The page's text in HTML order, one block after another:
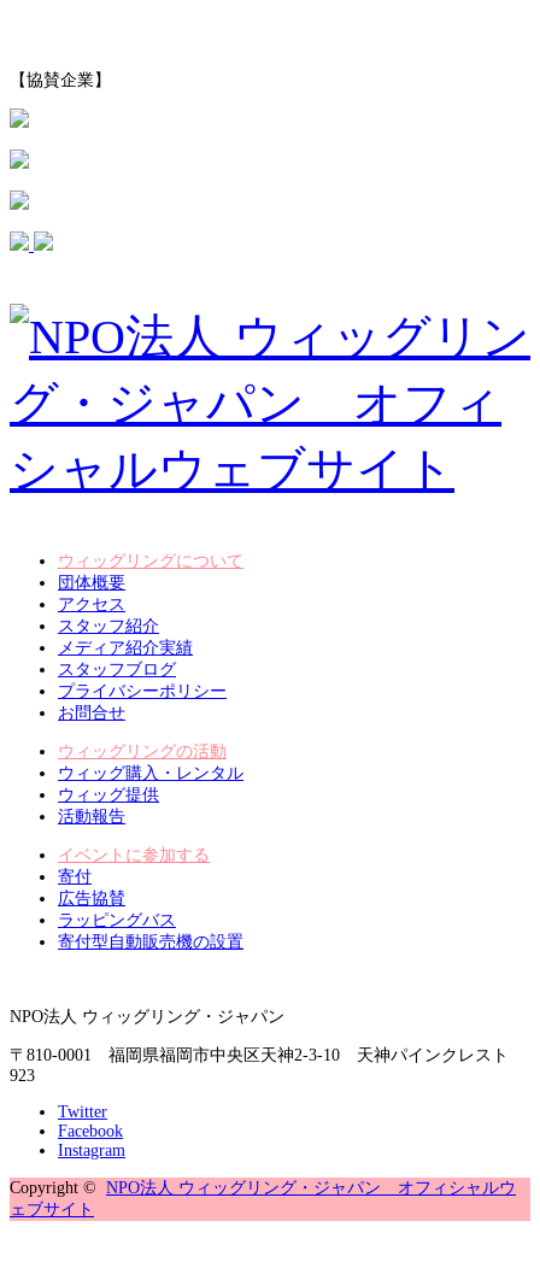
【協賛企業】
ウィッグリングについて
団体概要
アクセス
スタッフ紹介
メディア紹介実績
スタッフブログ
プライバシーポリシー
お問合せ
ウィッグリングの活動
ウィッグ購入・レンタル
ウィッグ提供
活動報告
イベントに参加する
寄付
広告協賛
ラッピングバス
寄付型自動販売機の設置
NPO法人 ウィッグリング・ジャパン
〒810-0001 福岡県福岡市中央区天神2-3-10 天神パインクレスト
923
Twitter
Facebook
Instagram
Copyright © NPO法人 ウィッグリング・ジャパン オフィシャルウ
ェブサイト